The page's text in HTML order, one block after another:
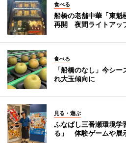
食べる
船橋の老舗中華「東魁
再開 夜間ライトアッ
食べる
「船橋のなし」今シ
れ大玉傾向に
見る・遊ぶ
ふなばし三番瀬環境学
る」 体験ゲームや展